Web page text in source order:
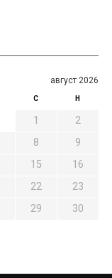
август 2026
С Н
1
2
8
9
15
16
22
23
29
30